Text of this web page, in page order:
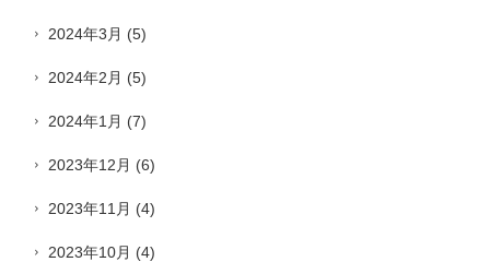
2024年3月 (5)
2024年2月 (5)
2024年1月 (7)
2023年12月 (6)
2023年11月 (4)
2023年10月 (4)